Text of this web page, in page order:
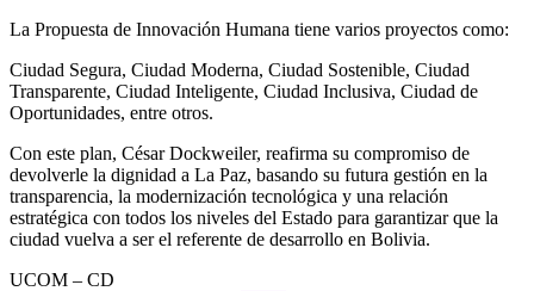
La Propuesta de Innovación Humana tiene varios proyectos como:
Ciudad Segura, Ciudad Moderna, Ciudad Sostenible, Ciudad
Transparente, Ciudad Inteligente, Ciudad Inclusiva, Ciudad de
Oportunidades, entre otros.
Con este plan, César Dockweiler, reafirma su compromiso de
devolverle la dignidad a La Paz, basando su futura gestión en la
transparencia, la modernización tecnológica y una relación
estratégica con todos los niveles del Estado para garantizar que la
ciudad vuelva a ser el referente de desarrollo en Bolivia.
UCOM – CD